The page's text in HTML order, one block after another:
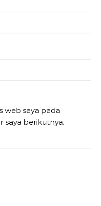
web saya pada
saya berikutnya.